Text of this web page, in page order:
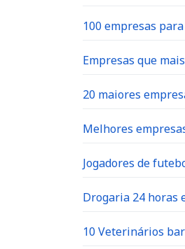
100 empresas
Empresas que
20 maiores
Melhores
Jogadores de
Drogaria 24 horas
10 Veterinários